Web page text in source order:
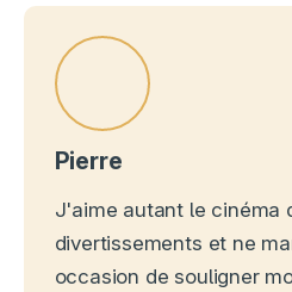
Pierre
J'aime autant le cinéma
divertissements et ne
occasion de souligner